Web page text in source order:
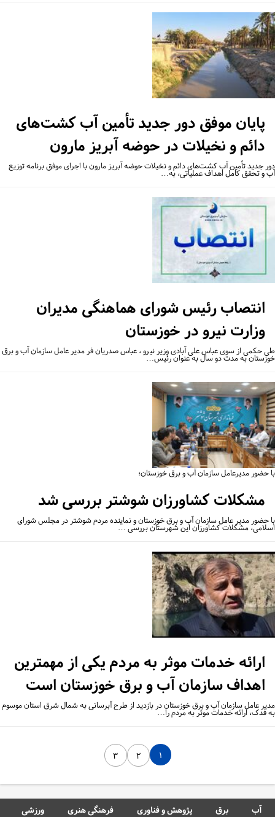
پایان موفق دور جدید تأمین آب کشت‌های
دائم و نخیلات در حوضه آبریز مارون
جدید تأمین آب کشت‌های دائم و نخیلات حوضه آبریز مارون با اجرای موفق برنامه توزیع
و تحقق کامل اهداف عملیاتی، به…
انتصاب رئیس شورای هماهنگی مدیران
وزارت نیرو در خوزستان
حکمی از سوی عباس علی آبادی وزیر نیرو ، عباس صدریان فر مدیر عامل سازمان آب و برق
به مدت دو سال به عنوان رئیس…
حضور مدیرعامل سازمان آب و برق خوزستان؛
مشکلات کشاورزان شوشتر بررسی شد
حضور مدیر عامل سازمان آب و برق خوزستان و نماینده مردم شوشتر در مجلس شورای
مشکلات کشاورزان این شهرستان بررسی …
ارائه خدمات موثر به مردم یکی از مهمترین
اهداف سازمان آب و برق خوزستان است
عامل سازمان آب و برق خوزستان در بازدید از طرح آبرسانی به شمال شرق استان موسوم
فدک، ارائه خدمات موثر به مردم را…
آب برق پژوهش و فناوری فرهنگی هنری ورزشی